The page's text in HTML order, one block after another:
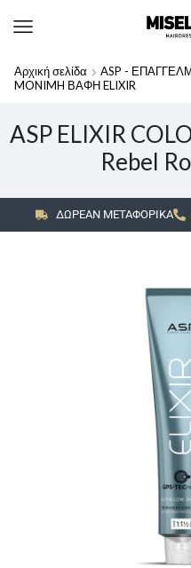
Αρχική σελίδα ASP -
MONIMH ΒΑΦΗ ELIXIR
ASP ELIXIR
Rebel
ΔΩΡΕΑΝ ΜΕΤΑΦΟΡΙΚΑ